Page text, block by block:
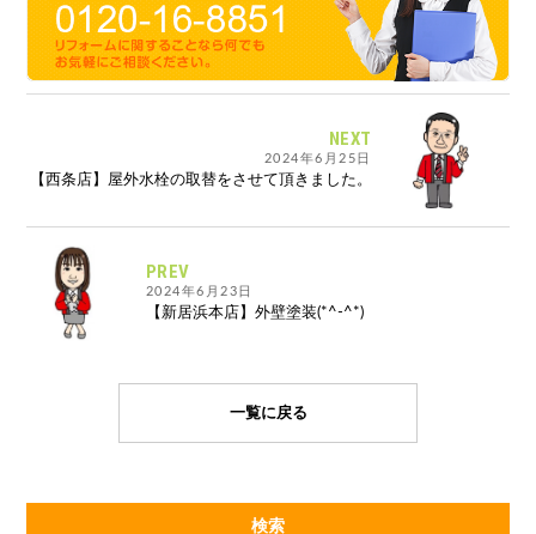
PREV
2024年6月23日
【新居浜本店】外壁塗装(*^-^*)
NEXT
2024年6月25日
【西条店】屋外水栓の取替をさせて頂きました。
一覧に戻る
検索